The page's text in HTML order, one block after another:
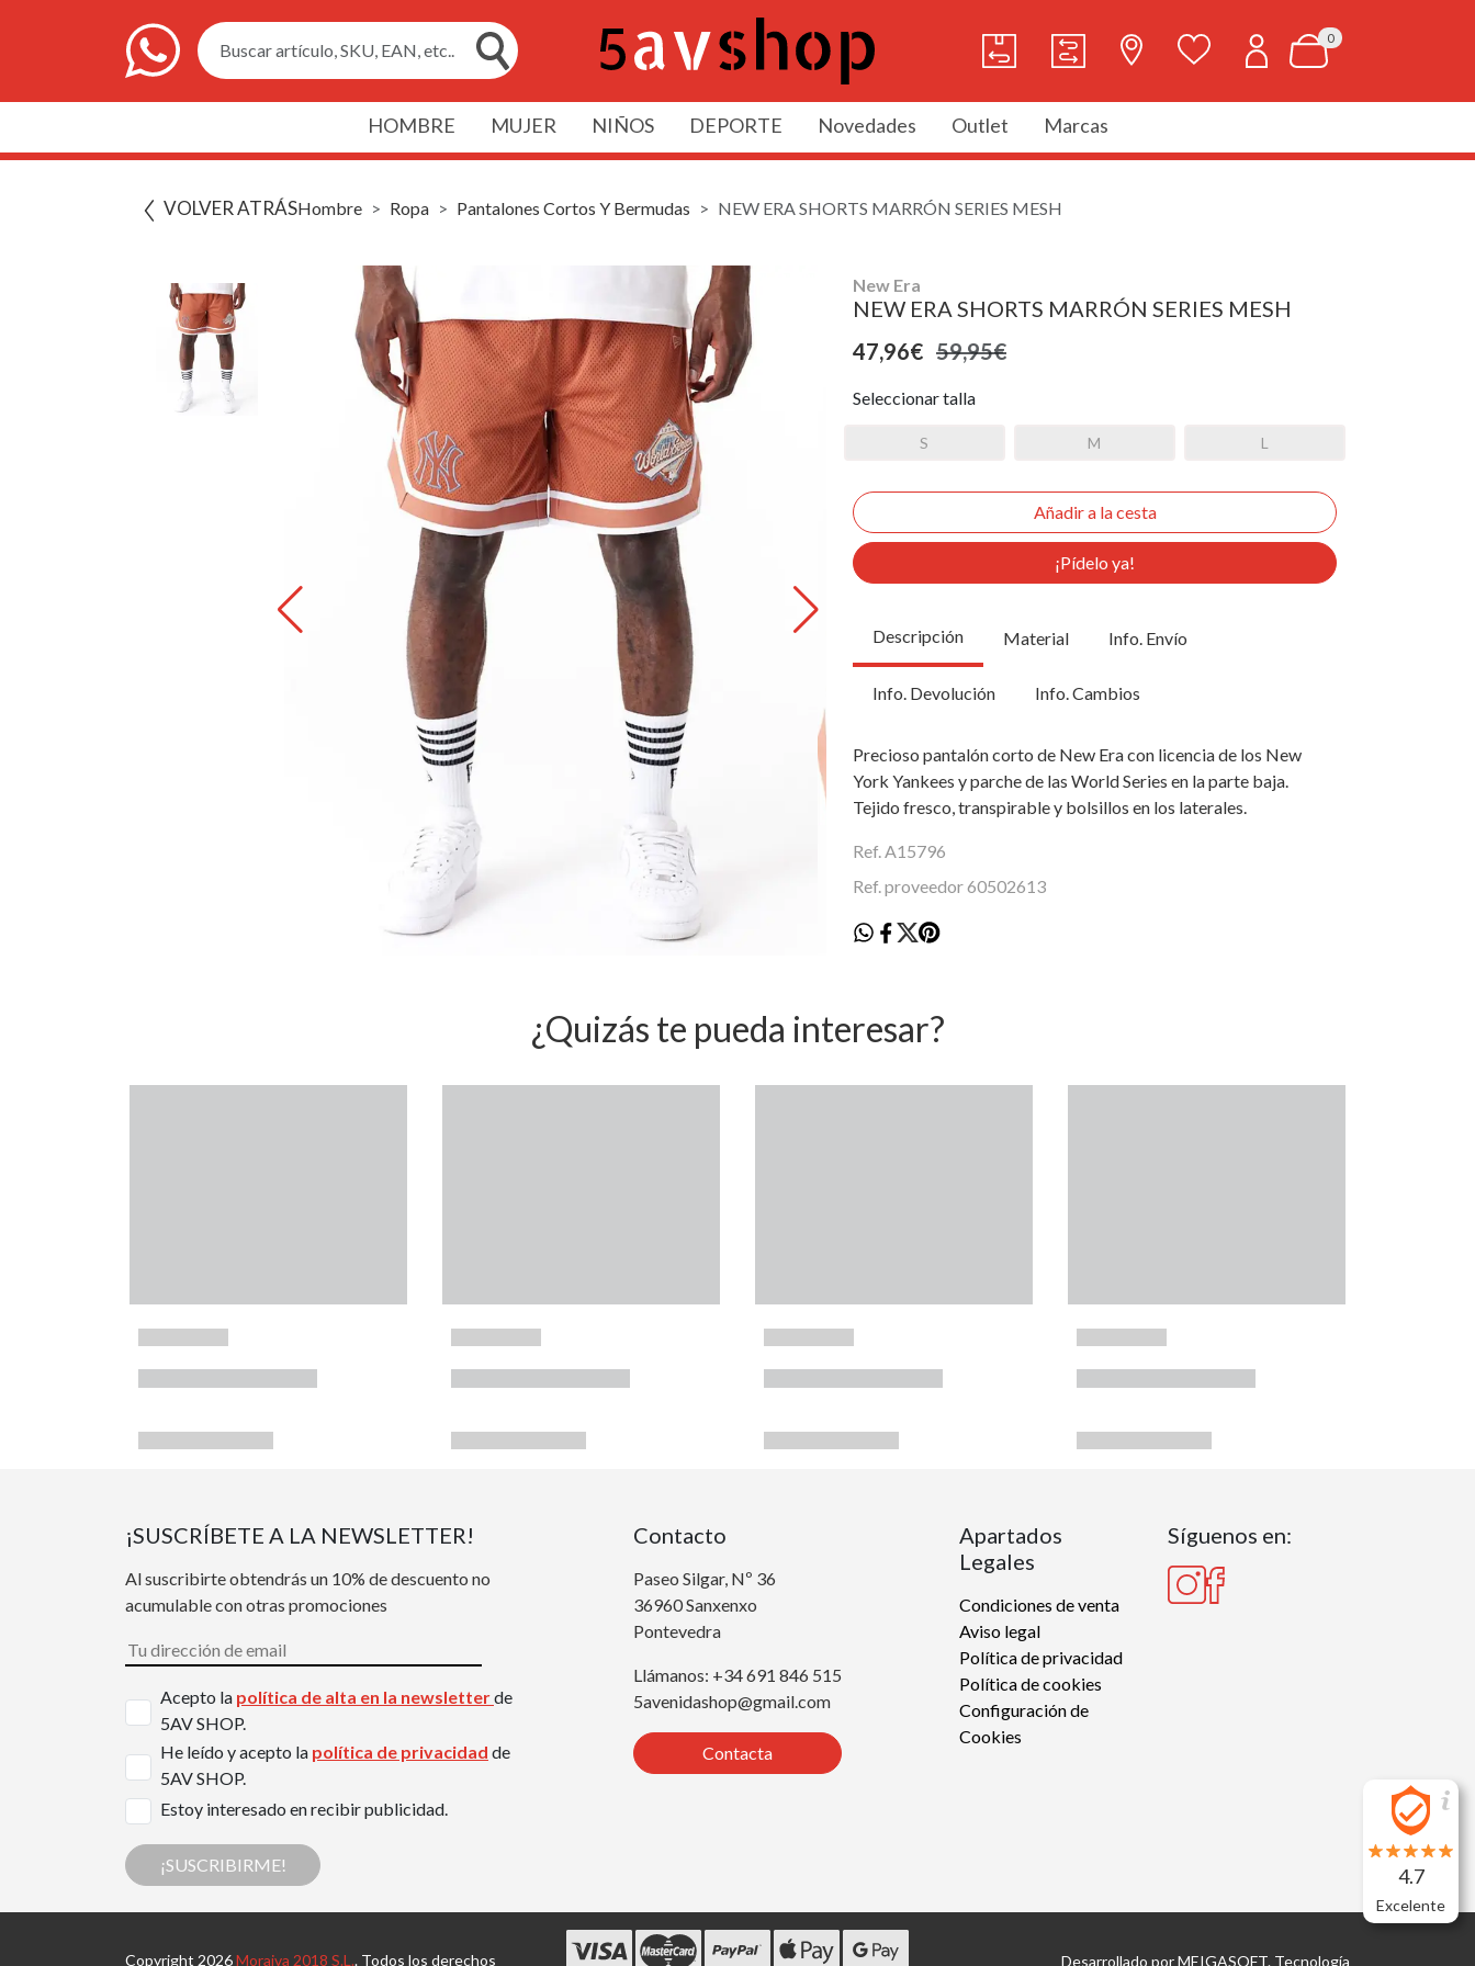
Buscar artículo, SKU, EAN, etc..
0
HOMBRE MUJER NIÑOS DEPORTE Novedades Outlet Marcas
VOLVER ATRÁSHombre Ropa Pantalones Cortos Y Bermudas NEW ERA SHORTS MARRÓN SERIES MESH
New Era
NEW ERA SHORTS MARRÓN SERIES MESH
47,96€ 59,95€
Seleccionar talla
S M L
¡Pídelo ya!
Descripción Material Info. Envío
Info. Devolución Info. Cambios
Precioso pantalón corto de New Era con licencia de los New
York Yankees y parche de las World Series en la parte baja.
Tejido fresco, transpirable y bolsillos en los laterales.
Ref. A15796
Ref. proveedor 60502613
¿Quizás te pueda interesar?
¡SUSCRÍBETE A LA NEWSLETTER!
Al suscribirte obtendrás un 10% de descuento no
acumulable con otras promociones
Acepto la política de alta en la newsletterde
5AV SHOP.
He leído y acepto la política de privacidad de
5AV SHOP.
Estoy interesado en recibir publicidad.
¡SUSCRIBIRME!
Contacto
Paseo Silgar, Nº 36
36960 Sanxenxo
Pontevedra
Llámanos: +34 691 846 515
5avenidashop@gmail.com
Contacta
Apartados
Legales
Condiciones de venta
Aviso legal
Política de privacidad
Política de cookies
Configuración de
Cookies
Síguenos en:
Copyright 2026Moraiva 2018 S.L.. Todos los derechos Desarrollado porMEIGASOFT. Tecnología
4.7
Excelente